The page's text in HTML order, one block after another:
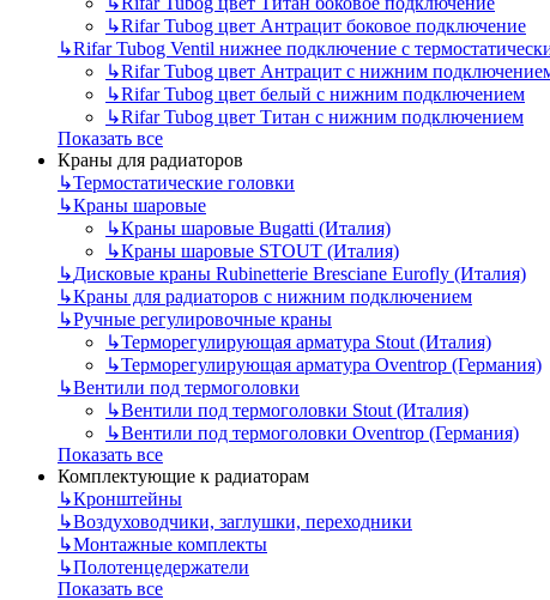
↳Rifar Tubog цвет Антрацит боковое подключение
↳Rifar Tubog Ventil нижнее подключение с
↳Rifar Tubog цвет Антрацит с нижним
↳Rifar Tubog цвет белый с нижним подключением
↳Rifar Tubog цвет Титан с нижним подключением
Показать все
Краны для радиаторов
↳Термостатические головки
↳Краны шаровые
↳Краны шаровые Bugatti (Италия)
↳Краны шаровые STOUT (Италия)
↳Дисковые краны Rubinetterie Bresciane Eurofly (Италия)
↳Краны для радиаторов с нижним подключением
↳Ручные регулировочные краны
↳Терморегулирующая арматура Stout (Италия)
↳Терморегулирующая арматура Oventrop (Германия)
↳Вентили под термоголовки
↳Вентили под термоголовки Stout (Италия)
↳Вентили под термоголовки Oventrop (Германия)
Показать все
Комплектующие к радиаторам
↳Кронштейны
↳Воздуховодчики, заглушки, переходники
↳Монтажные комплекты
↳Полотенцедержатели
Показать все